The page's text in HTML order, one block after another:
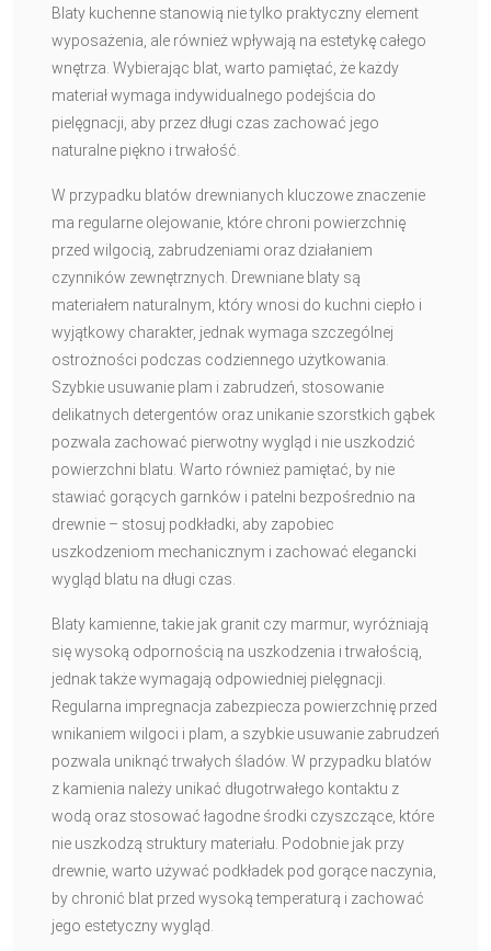
Blaty kuchenne stanowią nie tylko praktyczny element
wyposażenia, ale również wpływają na estetykę całego
wnętrza. Wybierając blat, warto pamiętać, że każdy
materiał wymaga indywidualnego podejścia do
pielęgnacji, aby przez długi czas zachować jego
naturalne piękno i trwałość.
W przypadku blatów drewnianych kluczowe znaczenie
ma regularne olejowanie, które chroni powierzchnię
przed wilgocią, zabrudzeniami oraz działaniem
czynników zewnętrznych. Drewniane blaty są
materiałem naturalnym, który wnosi do kuchni ciepło i
wyjątkowy charakter, jednak wymaga szczególnej
ostrożności podczas codziennego użytkowania.
Szybkie usuwanie plam i zabrudzeń, stosowanie
delikatnych detergentów oraz unikanie szorstkich gąbek
pozwala zachować pierwotny wygląd i nie uszkodzić
powierzchni blatu. Warto również pamiętać, by nie
stawiać gorących garnków i patelni bezpośrednio na
drewnie – stosuj podkładki, aby zapobiec
uszkodzeniom mechanicznym i zachować elegancki
wygląd blatu na długi czas.
Blaty kamienne, takie jak granit czy marmur, wyróżniają
się wysoką odpornością na uszkodzenia i trwałością,
jednak także wymagają odpowiedniej pielęgnacji.
Regularna impregnacja zabezpiecza powierzchnię przed
wnikaniem wilgoci i plam, a szybkie usuwanie zabrudzeń
pozwala uniknąć trwałych śladów. W przypadku blatów
z kamienia należy unikać długotrwałego kontaktu z
wodą oraz stosować łagodne środki czyszczące, które
nie uszkodzą struktury materiału. Podobnie jak przy
drewnie, warto używać podkładek pod gorące naczynia,
by chronić blat przed wysoką temperaturą i zachować
jego estetyczny wygląd.